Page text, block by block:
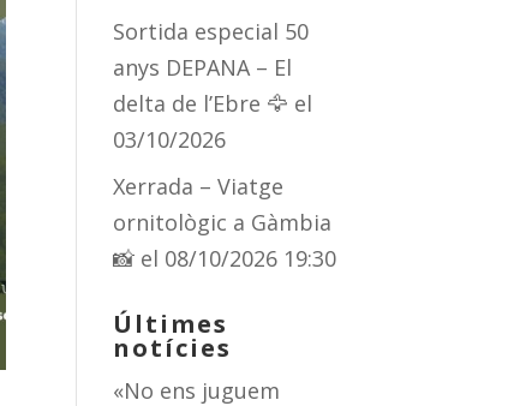
Sortida especial 50
anys DEPANA – El
delta de l’Ebre 🦅 el
03/10/2026
Xerrada – Viatge
ornitològic a Gàmbia
📸 el 08/10/2026 19:30
Últimes
notícies
«No ens juguem